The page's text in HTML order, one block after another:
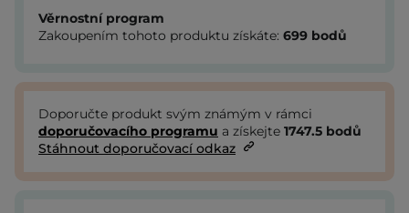
Věrnostní program
Zakoupením tohoto produktu získáte: 699 bodů
Doporučte produkt svým známým v rámci
doporučovacího programu a získejte 1747.5 bodů
Stáhnout doporučovací odkaz